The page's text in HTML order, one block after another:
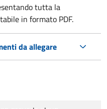
tutta la
in formato PDF.
da allegare